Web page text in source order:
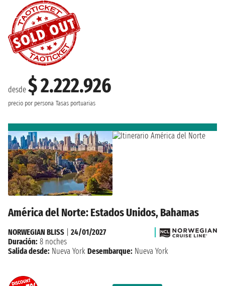
desde $ 2.222.926
precio por persona Tasas portuarias
América del Norte: Estados Unidos, Bahamas
NORWEGIAN BLISS
24/01/2027
Duración: 8 noches
Salida desde: Nueva York Desembarque: Nueva York